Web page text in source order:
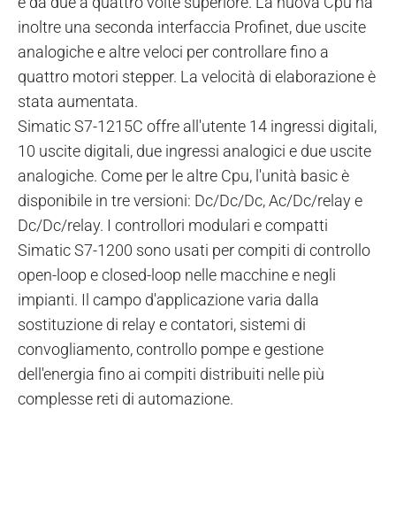
inoltre una seconda interfaccia Profinet, due uscite
analogiche e altre veloci per controllare fino a
quattro motori stepper. La velocità di elaborazione è
stata aumentata.
Simatic S7-1215C offre all'utente 14 ingressi digitali,
10 uscite digitali, due ingressi analogici e due uscite
analogiche. Come per le altre Cpu, l'unità basic è
disponibile in tre versioni: Dc/Dc/Dc, Ac/Dc/relay e
Dc/Dc/relay. I controllori modulari e compatti
Simatic S7-1200 sono usati per compiti di controllo
open-loop e closed-loop nelle macchine e negli
impianti. Il campo d'applicazione varia dalla
sostituzione di relay e contatori, sistemi di
convogliamento, controllo pompe e gestione
dell'energia fino ai compiti distribuiti nelle più
complesse reti di automazione.